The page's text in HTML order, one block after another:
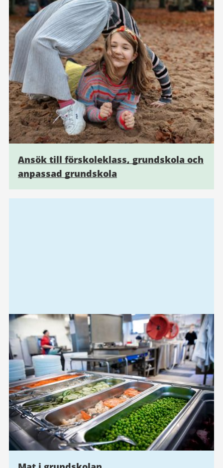
Ansök till förskoleklass, grundskola och
anpassad grundskola